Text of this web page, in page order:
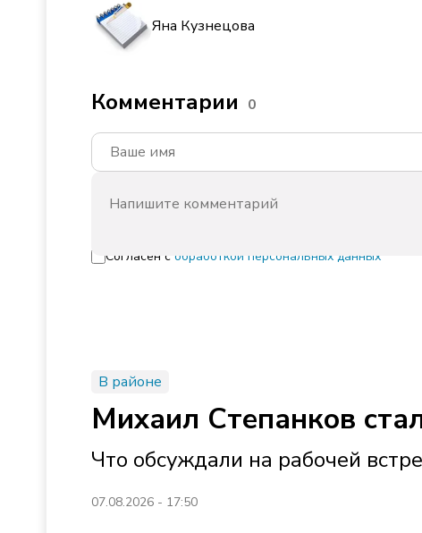
Яна Кузнецова
Комментарии 0
Согласен с обработкой персональных данных
В районе
Михаил Степанков
Что обсуждали на рабочей
07.08.2026 - 17:50